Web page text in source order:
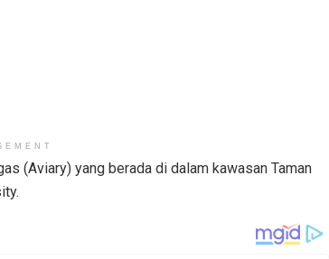
(Aviary) yang berada di dalam kawasan Taman